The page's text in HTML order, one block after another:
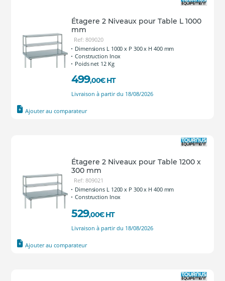
Étagere 2 Niveaux pour Table L 1000
mm
Ref: 809020
Dimensions L 1000 x P 300 x H 400 mm
Construction Inox
Poids net 12 Kg
499,00€ HT
Livraison à partir du 18/08/2026
Ajouter au comparateur
Étagere 2 Niveaux pour Table 1200 x
300 mm
Ref: 809021
Dimensions L 1200 x P 300 x H 400 mm
Construction Inox
529,00€ HT
Livraison à partir du 18/08/2026
Ajouter au comparateur